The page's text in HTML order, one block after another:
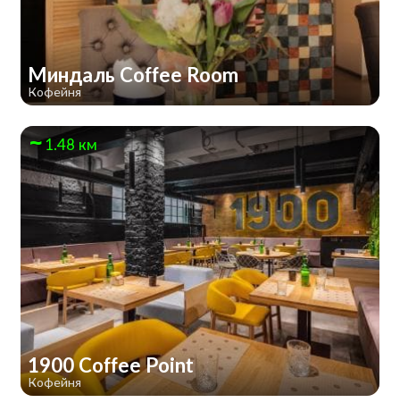
Миндаль Coffee Room
Кофейня
1.48 км
1900 Coffee Point
Кофейня